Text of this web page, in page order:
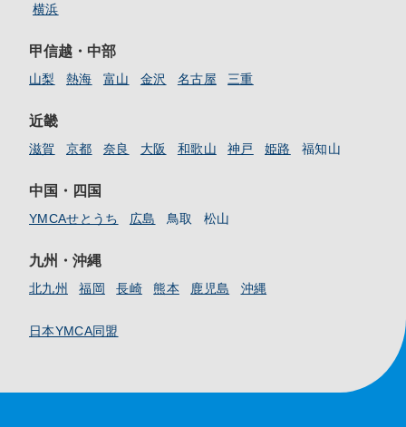
横浜
甲信越・中部
山梨 熱海 富山 金沢 名古屋 三重
近畿
滋賀 京都 奈良 大阪 和歌山 神戸 姫路 福知山
中国・四国
YMCAせとうち 広島 鳥取 松山
九州・沖縄
北九州 福岡 長崎 熊本 鹿児島 沖縄
日本YMCA同盟